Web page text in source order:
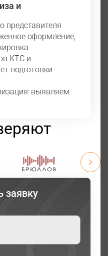
и
представителя
оформление,
КТС и
подготовки
выявляем
заявку